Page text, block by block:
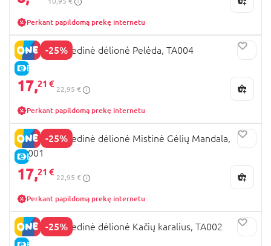
Perkant papildomą prekę internetu
-25%
E-KAINA
ROWOOD Medinė dėlionė Pelėda, TA004
17,21 €
22,95 €
Perkant papildomą prekę internetu
-25%
E-KAINA
ROWOOD Medinė dėlionė Mistinė Gėlių Mandala,
TA001
17,21 €
22,95 €
Perkant papildomą prekę internetu
-25%
ROWOOD Medinė dėlionė Kačių karalius, TA002